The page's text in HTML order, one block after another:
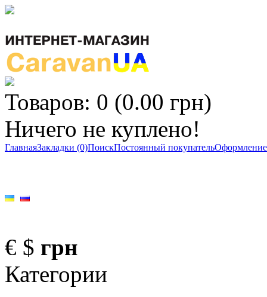
Товаров: 0 (0.00 грн)
Ничего не куплено!
ГлавнаяЗакладки (0)ПоискПостоянный покупательОформление
€ $ грн
Категории